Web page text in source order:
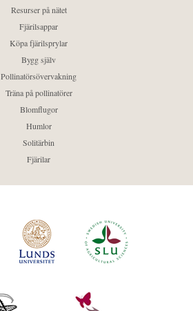
Resurser på nätet
Fjärilsappar
Köpa fjärilsprylar
Bygg själv
Pollinatörsövervakning
Träna på pollinatörer
Blomflugor
Humlor
Solitärbin
Fjärilar